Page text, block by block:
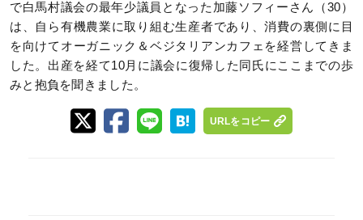
で白馬村議会の最年少議員となった加藤ソフィーさん（30）
は、自ら有機農業に取り組む生産者であり、消費の裏側に目
を向けてオーガニック＆ベジタリアンカフェを経営してきま
した。出産を経て10月に議会に復帰した同氏にここまでの歩
みと抱負を聞きました。
URLをコピー